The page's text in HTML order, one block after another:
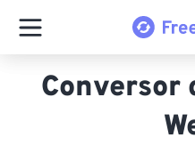
Conversor